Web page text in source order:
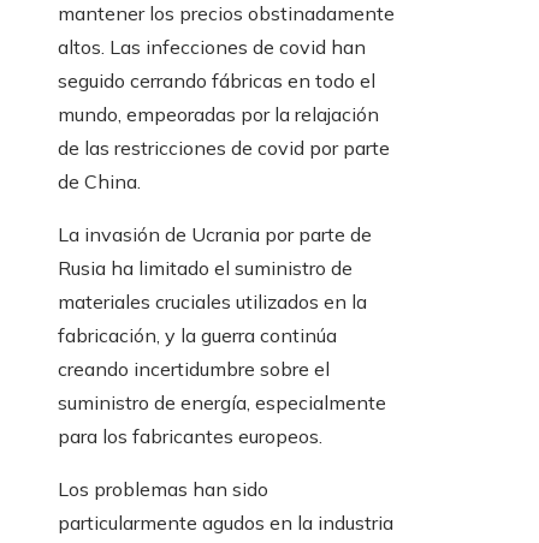
mantener los precios obstinadamente
altos. Las infecciones de covid han
seguido cerrando fábricas en todo el
mundo, empeoradas por la relajación
de las restricciones de covid por parte
de China.
La invasión de Ucrania por parte de
Rusia ha limitado el suministro de
materiales cruciales utilizados en la
fabricación, y la guerra continúa
creando incertidumbre sobre el
suministro de energía, especialmente
para los fabricantes europeos.
Los problemas han sido
particularmente agudos en la industria